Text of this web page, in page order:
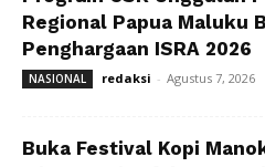
Regional Papua Maluku
Penghargaan ISRA 2026
NASIONAL redaksi - Agustus 7, 2026
Buka Festival Kopi